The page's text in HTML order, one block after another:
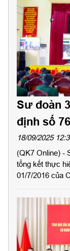
Sư đoàn
định số
về tiêu
với quân
18/09/2025
(QK7 Online) -
tổng kết thực
01/7/2016 của
chức quốc
trưởng chủ trì
Hùng, Sư